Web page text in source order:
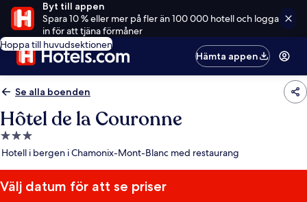
Byt till appen
Spara 10 % eller mer på fler än 100 000 hotell och logga
in för att tjäna förmåner
Hoppa till huvudsektionen
Hämta appen
Se alla boenden
Hôtel de la Couronne
3.0-
stjärnigt
Hotell i bergen i Chamonix-Mont-Blanc med restaurang
Välj datum för att se priser